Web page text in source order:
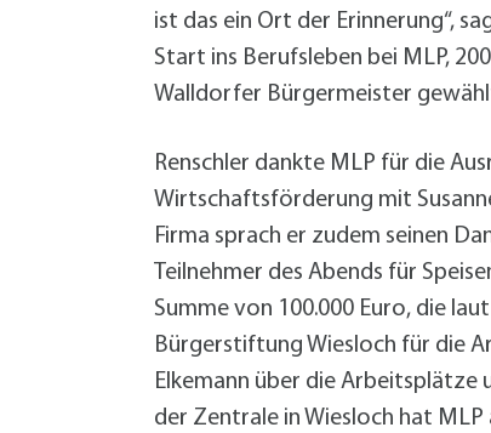
ist das ein Ort der Erinnerung“,
Start ins Berufsleben bei MLP,
Walldorfer Bürgermeister
Renschler dankte MLP für die
Wirtschaftsförderung mit
Firma sprach er zudem seinen
Teilnehmer des Abends für
Summe von 100.000 Euro, die
Bürgerstiftung Wiesloch für die
Elkemann über die Arbeitsplätze
der Zentrale in Wiesloch hat